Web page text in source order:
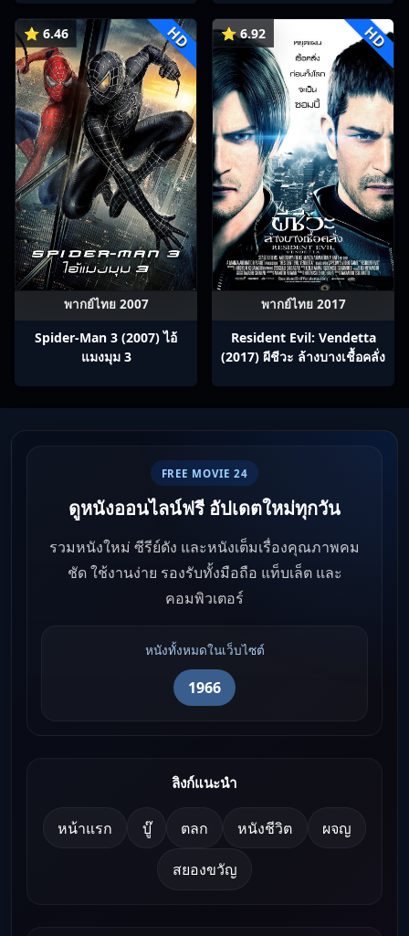
⭐ 6.46 HD
พากย์ไทย 2007
Spider-Man 3 (2007) ไอ้
แมงมุม 3
⭐ 6.92 HD
พากย์ไทย 2017
Resident Evil: Vendetta
(2017) ผีชีวะ ล้างบางเชื้อคลั่ง
FREE MOVIE 24
ดูหนังออนไลน์ฟรี อัปเดตใหม่ทุกวัน
รวมหนังใหม่ ซีรีย์ดัง และหนังเต็มเรื่องคุณภาพคม
ชัด ใช้งานง่าย รองรับทั้งมือถือ แท็บเล็ต และ
คอมพิวเตอร์
หนังทั้งหมดในเว็บไซต์
1966
ลิงก์แนะนำ
หน้าแรก บู๊ ตลก หนังชีวิต ผจญ
สยองขวัญ